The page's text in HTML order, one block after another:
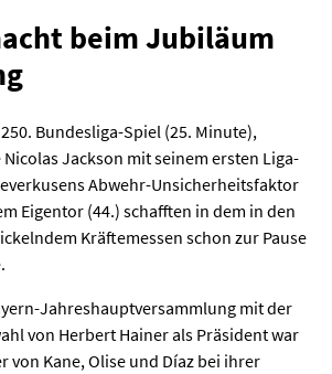
beim Jubiläum
Bundesliga-Spiel (25. Minute),
Jackson mit seinem ersten Liga-
Abwehr-Unsicherheitsfaktor
Eigentor (44.) schafften in dem in den
Kräftemessen schon zur Pause
Jahreshauptversammlung mit der
von Herbert Hainer als Präsident war
von Kane, Olise und Díaz bei ihrer